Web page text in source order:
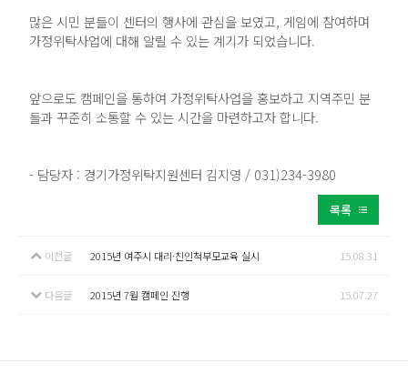
많은 시민 분들이 센터의 행사에 관심을 보였고, 게임에 참여하며
가정위탁사업에 대해 알릴 수 있는 계기가 되었습니다.
앞으로도 캠페인을 통하여 가정위탁사업을 홍보하고 지역주민 분
들과 꾸준히 소통할 수 있는 시간을 마련하고자 합니다.
- 담당자 : 경기가정위탁지원센터 김지영 / 031)234-3980
목록
이전글 2015년 여주시 대리·친인척부모교육 실시 15.08.31
다음글 2015년 7월 캠페인 진행 15.07.27